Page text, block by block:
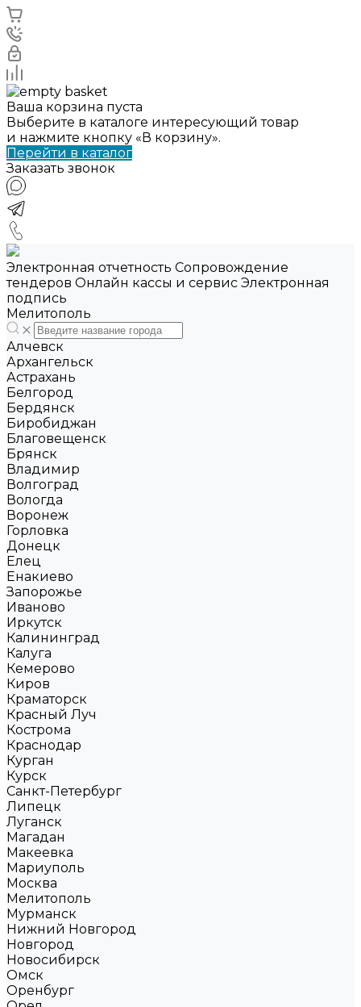
Ваша корзина пуста
Выберите в каталоге интересующий товар
и нажмите кнопку «В корзину».
Перейти в каталог
Заказать звонок
Электронная отчетность Сопровождение
тендеров Онлайн кассы и сервис Электронная
подпись
Мелитополь
Алчевск
Архангельск
Астрахань
Белгород
Бердянск
Биробиджан
Благовещенск
Брянск
Владимир
Волгоград
Вологда
Воронеж
Горловка
Донецк
Елец
Енакиево
Запорожье
Иваново
Иркутск
Калининград
Калуга
Кемерово
Киров
Краматорск
Красный Луч
Кострома
Краснодар
Курган
Курск
Санкт-Петербург
Липецк
Луганск
Магадан
Макеевка
Мариуполь
Москва
Мелитополь
Мурманск
Нижний Новгород
Новгород
Новосибирск
Омск
Оренбург